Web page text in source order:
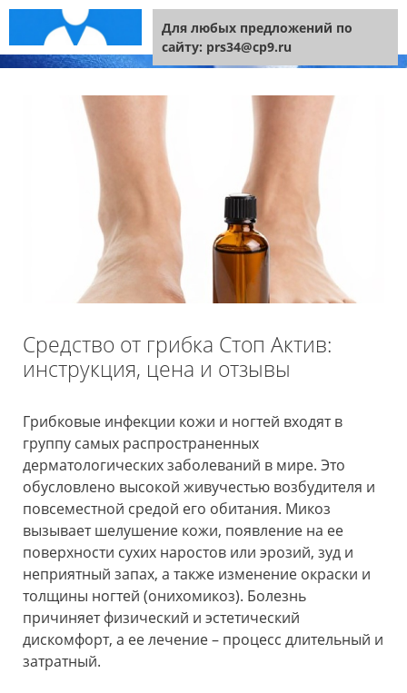
Перейти к содержимому
Средство от грибка Стоп Актив:
инструкция, цена и отзывы
Грибковые инфекции кожи и ногтей входят в
группу самых распространенных
дерматологических заболеваний в мире. Это
обусловлено высокой живучестью возбудителя и
повсеместной средой его обитания. Микоз
вызывает шелушение кожи, появление на ее
поверхности сухих наростов или эрозий, зуд и
неприятный запах, а также изменение окраски и
толщины ногтей (онихомикоз). Болезнь
причиняет физический и эстетический
дискомфорт, а ее лечение – процесс длительный и
затратный.
Для любых предложений по
сайту: prs34@cp9.ru